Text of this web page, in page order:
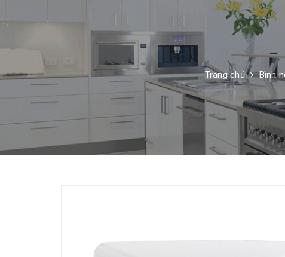
Trang chủ Bình